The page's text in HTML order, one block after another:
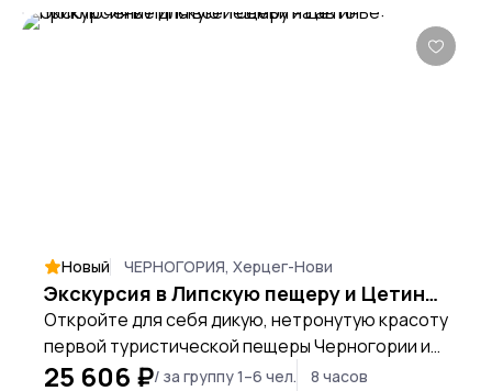
Новый ЧЕРНОГОРИЯ, Херцег-Нови
Экскурсия в Липскую пещеру и Цетинье: приключение для всей семьи на авто
Откройте для себя дикую, нетронутую красоту
первой туристической пещеры Черногории и
почувствуйте дух старой королевской
25 606 ₽/ за группу 1–6 чел.
8 часов